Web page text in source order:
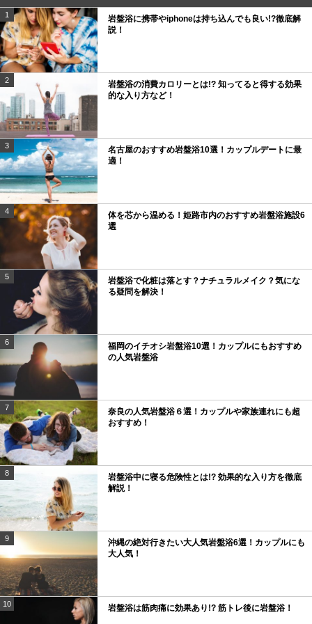
1
岩盤浴に携帯やiphoneは持ち込んでも良い!?徹底解
説！
2
岩盤浴の消費カロリーとは!? 知ってると得する効果
的な入り方など！
3
名古屋のおすすめ岩盤浴10選！カップルデートに最
適！
4
体を芯から温める！姫路市内のおすすめ岩盤浴施設6
選
5
岩盤浴で化粧は落とす？ナチュラルメイク？気にな
る疑問を解決！
6
福岡のイチオシ岩盤浴10選！カップルにもおすすめ
の人気岩盤浴
7
奈良の人気岩盤浴６選！カップルや家族連れにも超
おすすめ！
8
岩盤浴中に寝る危険性とは!? 効果的な入り方を徹底
解説！
9
沖縄の絶対行きたい大人気岩盤浴6選！カップルにも
大人気！
10 岩盤浴は筋肉痛に効果あり!? 筋トレ後に岩盤浴！